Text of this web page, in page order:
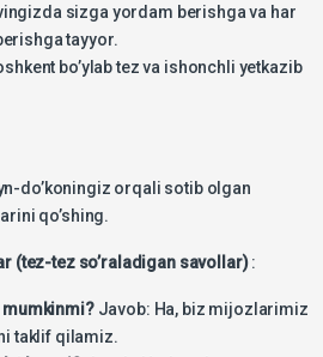
sizga yordam berishga va har
tayyor.
bo’ylab tez va ishonchli yetkazib
do’koningiz orqali sotib olgan
qo’shing.
(tez-tez so’raladigan savollar):
mumkinmi?Javob: Ha, biz mijozlarimiz
taklif qilamiz.